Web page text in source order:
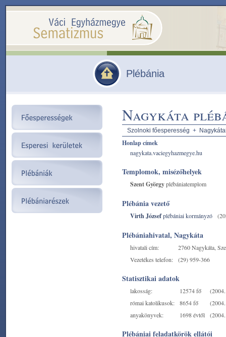
Plébánia
Nagykáta
Szolnoki főesperesség +
Honlap címek
nagykata.vaciegyhazmegye.hu
Templomok, misézőhelyek
Szent Györgyplébániatemplom
Plébánia vezető
Virth Józsefplébániai kormányzó
Plébániahivatal, Nagykáta
hivatali cím:
2760 Nagykáta,
Vezetékes telefon:
(29) 959-366
Statisztikai adatok
lakosság: 12574 fő
római katolikusok:
8654 fő
anyakönyvek:
1698 évtől
Plébániai feladatkörök ellátói